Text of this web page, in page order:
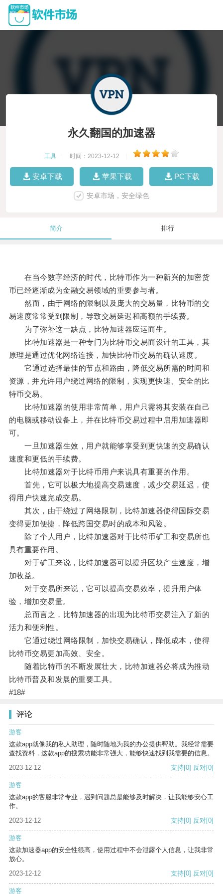
永久翻国的加速器
工具 时间：2023-12-12
安卓下载 苹果下载 PC下载
安卓市场，安全绿色
简介 排行
在当今数字经济的时代，比特币作为一种新兴的加密货
币已经逐渐成为金融交易领域的重要参与者。
然而，由于网络的限制以及庞大的交易量，比特币的交
易速度常常受到限制，导致交易延迟和高额的手续费。
为了弥补这一缺点，比特加速器应运而生。
比特加速器是一种专门为比特币交易而设计的工具，其
原理是通过优化网络连接，加快比特币交易的确认速度。
它通过选择最佳的节点和路由，降低交易所需的时间和
资源，并允许用户绕过网络的限制，实现更快速、安全的比
特币交易。
比特加速器的使用非常简单，用户只需将其安装在自己
的电脑或移动设备上，并在比特币交易过程中启用加速器即
可。
一旦加速器生效，用户就能够享受到更快速的交易确认
速度和更低的手续费。
比特加速器对于比特币用户来说具有重要的作用。
首先，它可以极大地提高交易速度，减少交易延迟，使
得用户快速完成交易。
其次，由于绕过了网络限制，比特加速器使得国际交易
变得更加便捷，降低跨国交易时的成本和风险。
除了个人用户，比特加速器对于比特币矿工和交易所也
具有重要作用。
对于矿工来说，比特加速器可以提升区块产生速度，增
加收益。
对于交易所来说，它可以提高交易效率，提升用户体
验，增加交易量。
总而言之，比特加速器的出现为比特币交易注入了新的
活力和便利性。
它通过绕过网络限制，加快交易确认，降低成本，使得
比特币交易更加高效、安全。
随着比特币的不断发展壮大，比特加速器必将成为推动
比特币普及和发展的重要工具。
#18#
评论
游客
这款app就像我的私人助理，随时随地为我的办公提供帮助。我经常需要
查找资料，这款app的搜索功能非常强大，能够快速找到我需要的信息。
2023-12-12
支持[0] 反对[0]
游客
这款app的客服非常专业，遇到问题总是能够及时解决，让我能够安心工
作。
2023-12-12
支持[0] 反对[0]
游客
这款加速器app的安全性很高，使用过程中不会泄露个人信息，让我非常
放心。
2023-12-12
支持[0] 反对[0]
游客